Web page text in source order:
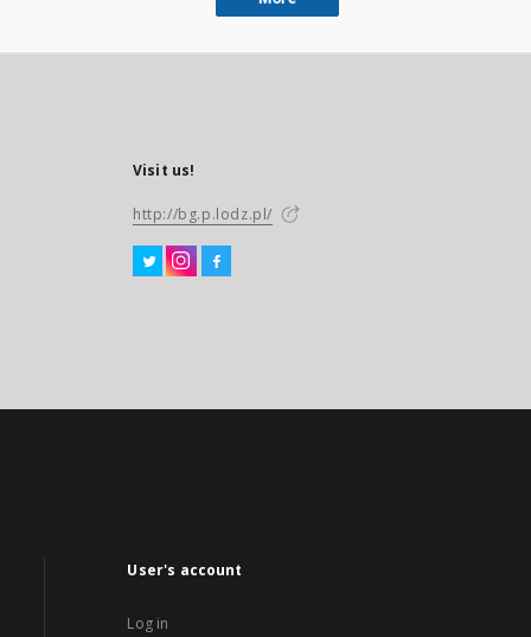
Visit us!
http://bg.p.lodz.pl/
User's account
Log in